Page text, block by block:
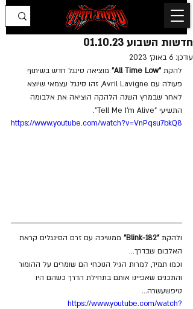
חדשות השבוע 01.10.23
עודכן: 6 באוק׳ 2023
להקת "All Time Low"
מוציאה סינגל חדש בשיתוף
פעולה עם Avril Lavigne, זהו סינגל עצמאי שיוצא
לאחר שבמרץ השנה הלהקה הוציאה את אלבומה
התשיעי "Tell Me I'm Alive".
https://www.youtube.com/watch?v=VnPqsu7bkQ8
ולהקת "Blink-182"
ממשיכה עם זרם הסינגלים קראת
האלבום שבדרך...
וכמו תמיד, למרות הגיל הנוכחי הם שומרים על ההומור
והתכנים שאפיינו אותם בתחילת הדרך כשהם היו
טיפשעשרה...
https://www.youtube.com/watch?